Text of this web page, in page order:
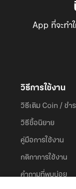
App ที่จะทำ
วิธีการใช้งาน
วิธีเติม Coin / ชำร
วิธีซื้อนิยาย
คู่มือการใช้งาน
กติกาการใช้งาน
คำถามที่พบบ่อย